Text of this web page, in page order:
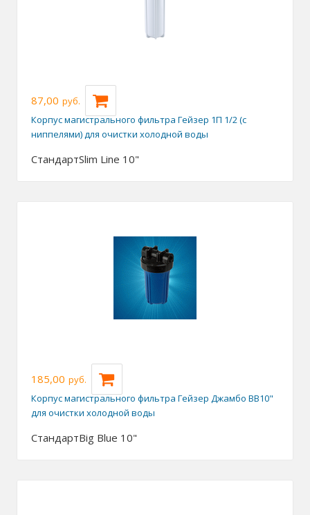
87,00 руб.
Корпус магистрального фильтра Гейзер 1П 1/2 (с
ниппелями) для очистки холодной воды
СтандартSlim Line 10"
185,00 руб.
Корпус магистрального фильтра Гейзер Джамбо BB10"
для очистки холодной воды
СтандартBig Blue 10"